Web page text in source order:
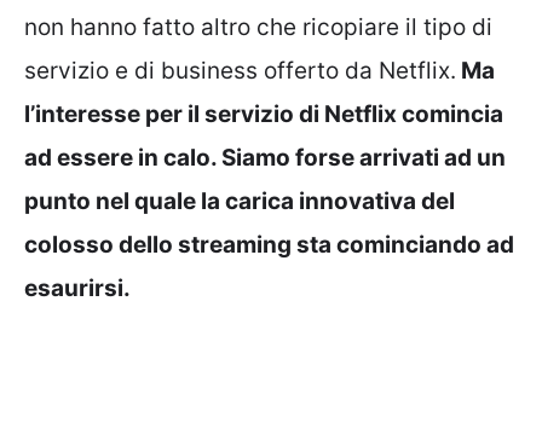
non hanno fatto altro che ricopiare il tipo di
servizio e di business offerto da Netflix. Ma
l’interesse per il servizio di Netflix comincia
ad essere in calo. Siamo forse arrivati ad un
punto nel quale la carica innovativa del
colosso dello streaming sta cominciando ad
esaurirsi.